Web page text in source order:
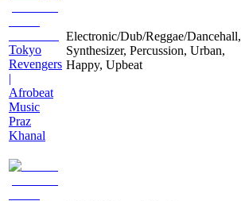
Tokyo
Revengers
|
Afrobeat
Music
Praz
Khanal
Electronic/Dub/Reggae/Dancehall,
Synthesizer, Percussion, Urban,
Happy, Upbeat